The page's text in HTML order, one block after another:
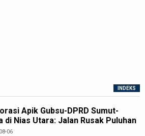
INDEKS
Apik Gubsu-DPRD Sumut-
di Nias Utara: Jalan Rusak Puluhan
Akhirnya Diperbaiki
06